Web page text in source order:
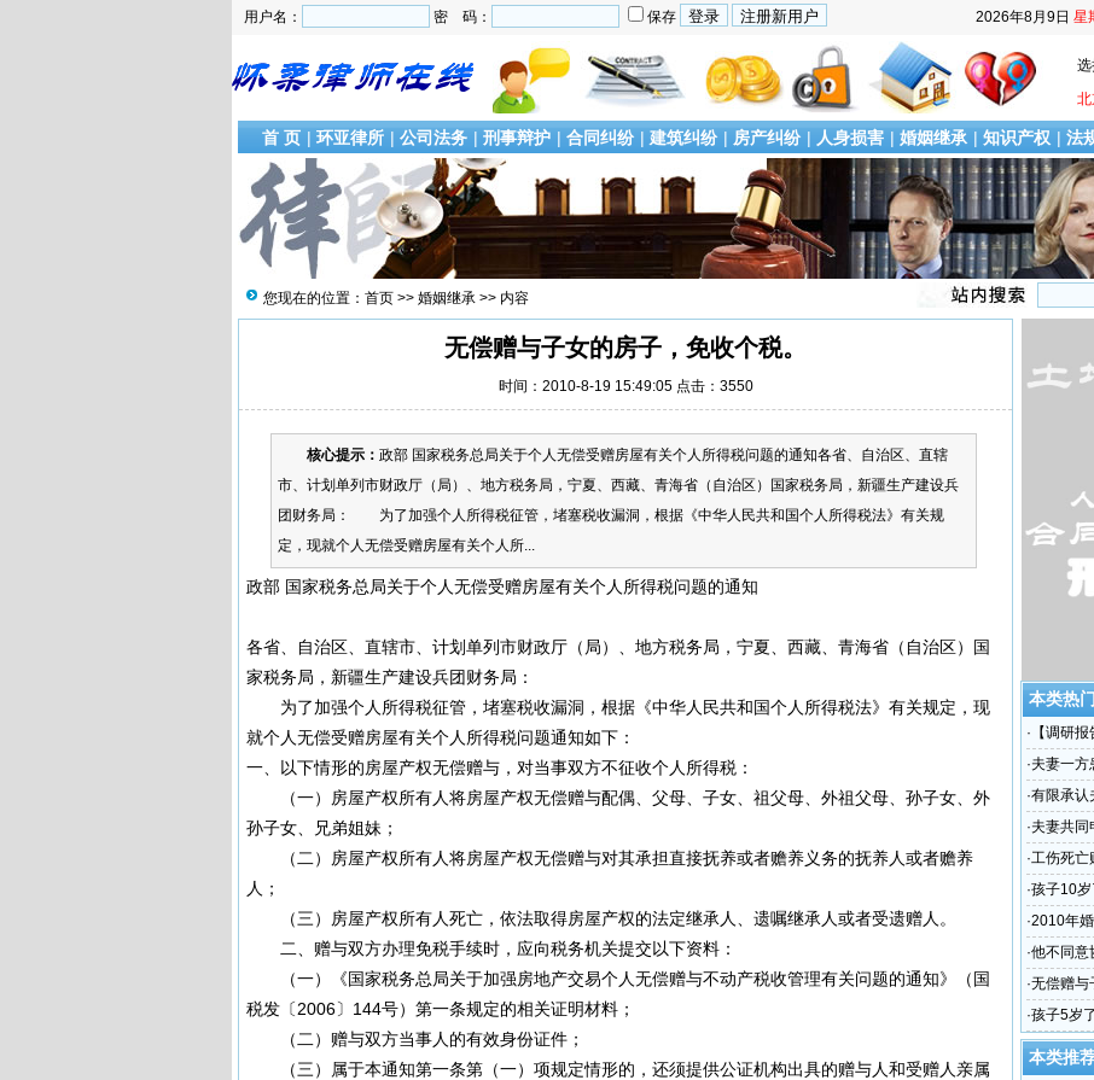
2026年8月9日 星
用户名： 密 码： 保存
首 页 | 环亚律所 | 公司法务 | 刑事辩护 | 合同纠纷 | 建筑纠纷 | 房产纠纷 | 人身损害 | 婚姻继承 | 知识产权 | 法
您现在的位置： 首页 >> 婚姻继承 >> 内容
无偿赠与子女的房子，免收个税。
时间：2010-8-19 15:49:05 点击：3550
核心提示： 政部 国家税务总局关于个人无偿受赠房屋有关个人所得税问题的通知各省、自治区、直辖
市、计划单列市财政厅（局）、地方税务局，宁夏、西藏、青海省（自治区）国家税务局，新疆生产建设兵
团财务局： 为了加强个人所得税征管，堵塞税收漏洞，根据《中华人民共和国个人所得税法》有关规
定，现就个人无偿受赠房屋有关个人所...
政部 国家税务总局关于个人无偿受赠房屋有关个人所得税问题的通知
各省、自治区、直辖市、计划单列市财政厅（局）、地方税务局，宁夏、西藏、青海省（自治区）国
家税务局，新疆生产建设兵团财务局：
为了加强个人所得税征管，堵塞税收漏洞，根据《中华人民共和国个人所得税法》有关规定，现
就个人无偿受赠房屋有关个人所得税问题通知如下：
一、以下情形的房屋产权无偿赠与，对当事双方不征收个人所得税：
（一）房屋产权所有人将房屋产权无偿赠与配偶、父母、子女、祖父母、外祖父母、孙子女、外
孙子女、兄弟姐妹；
（二）房屋产权所有人将房屋产权无偿赠与对其承担直接抚养或者赡养义务的抚养人或者赡养
人；
（三）房屋产权所有人死亡，依法取得房屋产权的法定继承人、遗嘱继承人或者受遗赠人。
二、赠与双方办理免税手续时，应向税务机关提交以下资料：
（一）《国家税务总局关于加强房地产交易个人无偿赠与不动产税收管理有关问题的通知》（国
税发〔2006〕144号）第一条规定的相关证明材料；
（二）赠与双方当事人的有效身份证件；
（三）属于本通知第一条第（一）项规定情形的，还须提供公证机构出具的赠与人和受赠人亲属
本类热门
· 【调研
问题研究
·夫妻一方
·有限承认
度空缺
·夫妻共同
过户怎么
·工伤死亡
·孩子10岁
·2010年
·他不同意
·无偿赠与
·孩子5岁
然给我？
本类推